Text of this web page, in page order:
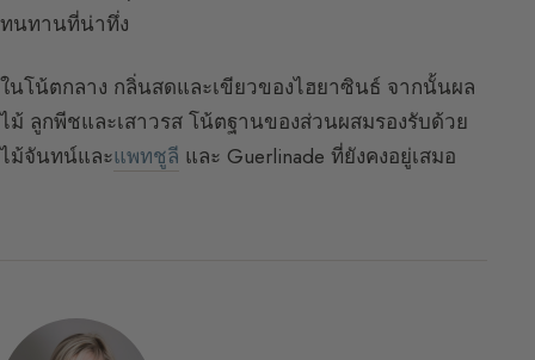
ทนทานที่น่าทึ่ง
ในโน้ตกลาง กลิ่นสดและเขียวของไฮยาซินธ์ จากนั้นผล
ไม้ ลูกพีชและเสาวรส โน้ตฐานของส่วนผสมรองรับด้วย
ไม้จันทน์และแพทชูลี และ Guerlinade ที่ยังคงอยู่เสมอ